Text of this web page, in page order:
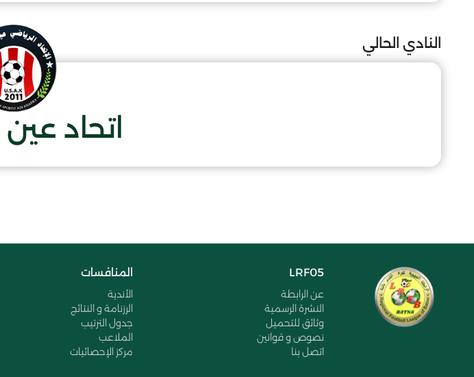
النادي الحالي
اتحاد
LRF05
عن الرابطة
النشرة الرسمية
وثائق للتحميل
نصوص و قوانين
اتصل بنا
المنافسات
الأندية
الرزنامة و النتائج
جدول الترتيب
الملاعب
مركز الإحصائيات